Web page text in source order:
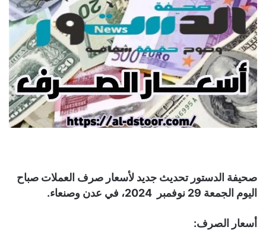
صحيفة الدستور تحديث جديد لأسعار صرف العملات صباح
اليوم الجمعة 29 نوفمبر 2024، في عدن وصنعاء.
أسعار الصرف: